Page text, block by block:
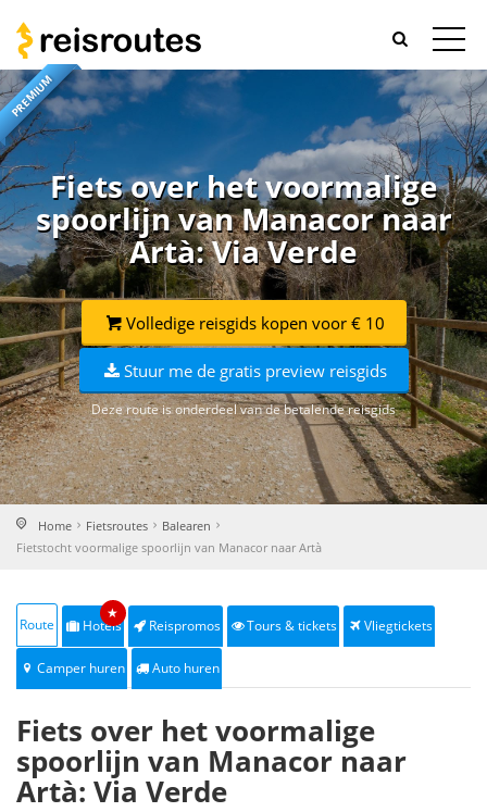
PREMIUM
Fiets over het voormalige
spoorlijn van Manacor naar
Artà: Via Verde
Volledige reisgids kopen voor € 10
Stuur me de gratis preview reisgids
Deze route is onderdeel van de betalende reisgids
Home Fietsroutes
Balearen
Fietstocht voormalige spoorlijn van Manacor naar Artà
Route Hotels
★
Reispromos Tours & tickets Vliegtickets
Camper huren Auto huren
Fiets over het voormalige
spoorlijn van Manacor naar
Artà: Via Verde